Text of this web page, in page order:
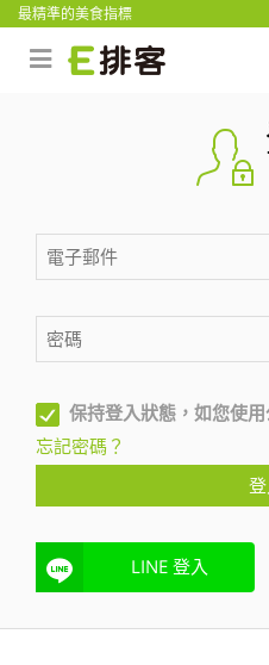
最精準的美食指標
保持登入狀態，如您使
忘記密碼？
登
LINE 登入